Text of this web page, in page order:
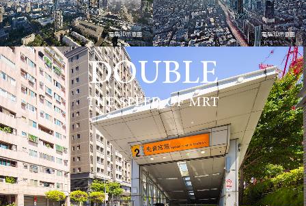
電腦3D示意圖 電腦3D示意圖
DOUBLE
THE SPEED OF MRT